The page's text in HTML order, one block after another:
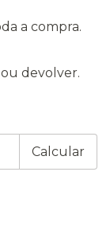
a compra.
devolver.
Calcular